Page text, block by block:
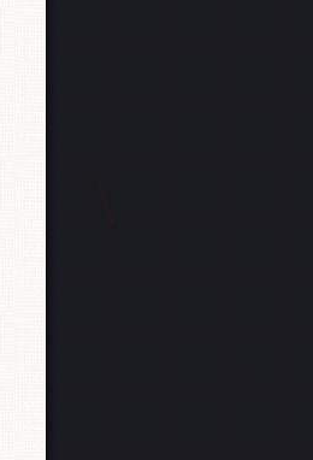
头无法显示建议：高速模式浏